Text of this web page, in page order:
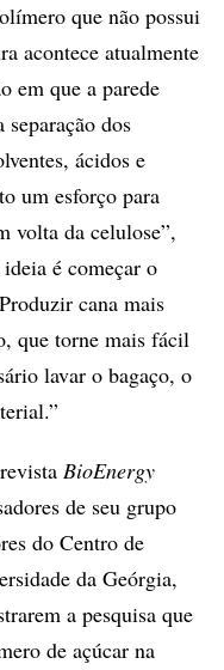
que não possui
acontece atualmente
em que a parede
dos
ácidos e
um esforço para
volta da celulose”,
é começar o
cana mais
que torne mais fácil
lavar o bagaço, o
BioEnergy
de seu grupo
do Centro de
da Geórgia,
a pesquisa que
de açúcar na